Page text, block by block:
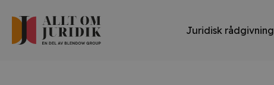
Juridisk rådgivning